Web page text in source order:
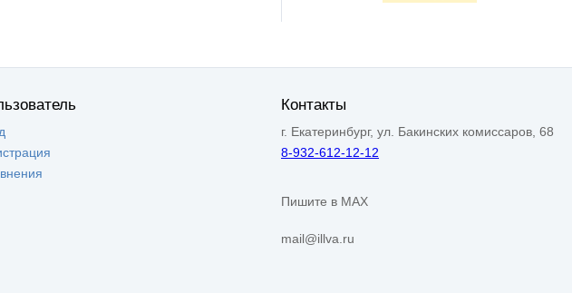
Контакты
г. Екатеринбург, ул. Бакинских комиссаров, 68
8-932-612-12-12
Пишите в MAX
mail@illva.ru